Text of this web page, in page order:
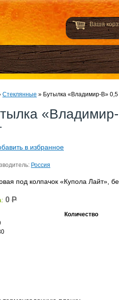
Ваша
Стеклянные » Бутылка «Владимир-В» 0,5
в избранное
Россия
под колпачок «Купола Лайт»,
0 Р
Количество